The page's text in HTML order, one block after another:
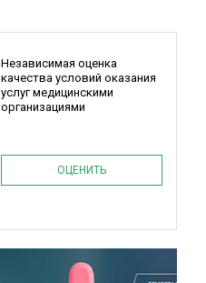
Независимая оценка
качества условий оказания
услуг медицинскими
организациями
ОЦЕНИТЬ